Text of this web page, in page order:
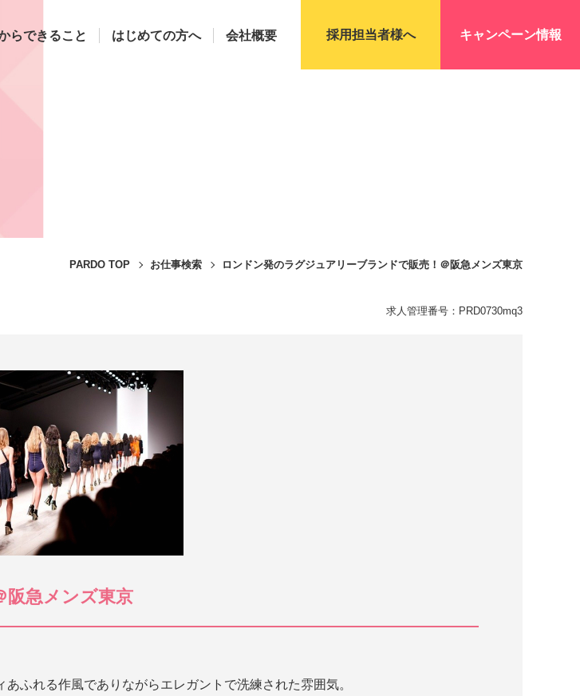
らできること はじめての方へ 会社概要 採用担当者様へ キャンペーン情報
PARDO TOP お仕事検索 ロンドン発のラグジュアリーブランドで販売！＠阪急メンズ東京
求人管理番号：PRD0730mq3
阪急メンズ東京
ふれる作風でありながらエレガントで洗練された雰囲気。